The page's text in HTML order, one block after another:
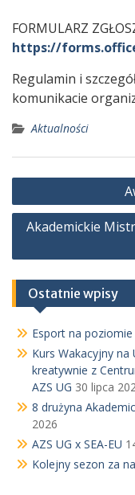
FORMULARZ
https://
Regulamin i
komunikacie
Aktualności
Nawigacja
wpisu
Akademickie
Ostatnie wpisy
Esport na
Kurs Wakacyjny
kreatywnie z
AZS UG 30 lipca
8 drużyna
2026
AZS UG x SEA-EU
Kolejny sezon za